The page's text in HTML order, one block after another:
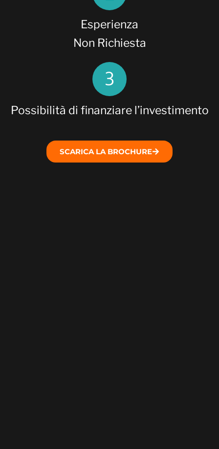
Esperienza
Non Richiesta
3
Possibilità di finanziare l’investimento
SCARICA LA BROCHURE